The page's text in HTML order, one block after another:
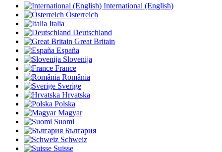
International (English)
Österreich
Italia
Deutschland
Great Britain
España
Slovenija
France
România
Sverige
Hrvatska
Polska
Magyar
Suomi
България
Schweiz
Suisse